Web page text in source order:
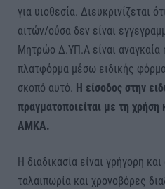
για υιοθεσία. Διευκρινίζεται
αιτών/ούσα δεν είναι
Μητρώο Δ.ΥΠ.Α είναι αναγκαία
πλατφόρμα μέσω ειδικής
σκοπό αυτό. Η είσοδος στην
πραγματοποιείται με τη
ΑΜΚΑ.
Η διαδικασία είναι γρήγορη
ταλαιπωρία και χρονοβόρες